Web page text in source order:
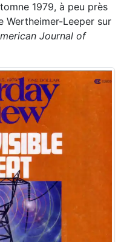
1979, à peu près
Wertheimer-Leeper sur
Journal of